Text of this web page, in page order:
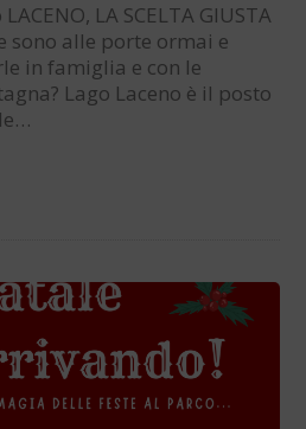
LA SCELTA GIUSTA
sono alle porte ormai e
in famiglia e con le
Lago Laceno è il posto